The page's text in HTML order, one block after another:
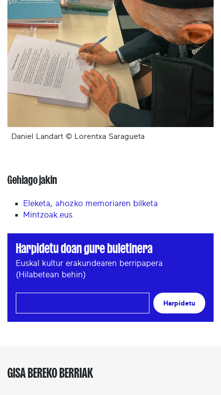
Daniel Landart © Lorentxa Saragueta
Gehiago jakin
Eleketa, ahozko memoriaren bilketa
Mintzoak.eus
Harpidetu doan gure buletinera
Euskal kultur erakundearen berripapera
(Hilabetean behin)
Harpidetu
GISA BEREKO BERRIAK